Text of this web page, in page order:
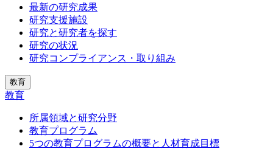
最新の研究成果
研究支援施設
研究と研究者を探す
研究の状況
研究コンプライアンス・取り組み
教育
教育
所属領域と研究分野
教育プログラム
5つの教育プログラムの概要と人材育成目標